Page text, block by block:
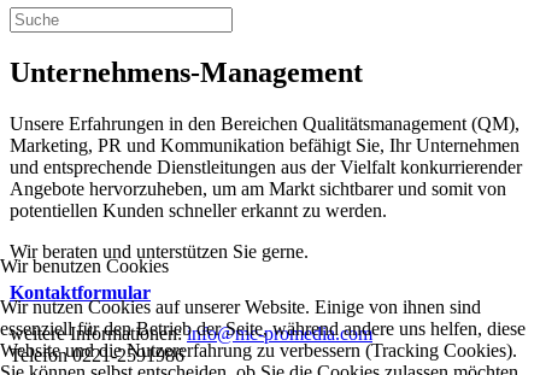
Unternehmens-Management
Unsere Erfahrungen in den Bereichen Qualitätsmanagement (QM),
Marketing, PR und Kommunikation befähigt Sie, Ihr Unternehmen
und entsprechende Dienstleitungen aus der Vielfalt konkurrierender
Angebote hervorzuheben, um am Markt sichtbarer und somit von
potentiellen Kunden schneller erkannt zu werden.
Wir beraten und unterstützen Sie gerne.
Kontaktformular
weitere Informationen:info@mc-promedia.com
Telefon 0221-2591986
Wir benutzen Cookies
Wir nutzen Cookies auf unserer Website. Einige von ihnen sind
essenziell für den Betrieb der Seite, während andere uns helfen, diese
Website und die Nutzererfahrung zu verbessern (Tracking Cookies).